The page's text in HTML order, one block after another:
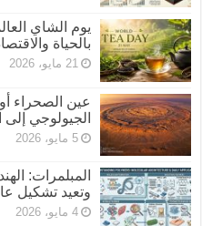
يوم الشاي
بالحياة
21 مايو، 2026
عين الصحراء
الجيولوجي إلى
5 مايو، 2026
المبلمرات:
وتعيد تشكيل
4 مايو، 2026